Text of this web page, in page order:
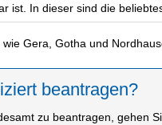
ist. In dieser sind die
Gera, Gotha und
beantragen?
zu beantragen, gehen